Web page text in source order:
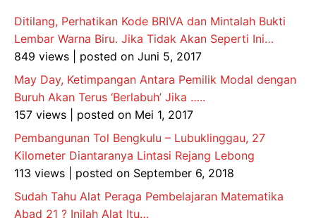
Ditilang, Perhatikan Kode BRIVA dan Mintalah Bukti
Lembar Warna Biru. Jika Tidak Akan Seperti Ini…
849 views
posted on Juni 5, 2017
May Day, Ketimpangan Antara Pemilik Modal dengan
Buruh Akan Terus ‘Berlabuh’ Jika …..
157 views
posted on Mei 1, 2017
Pembangunan Tol Bengkulu – Lubuklinggau, 27
Kilometer Diantaranya Lintasi Rejang Lebong
113 views
posted on September 6, 2018
Sudah Tahu Alat Peraga Pembelajaran Matematika
Abad 21 ? Inilah Alat Itu…